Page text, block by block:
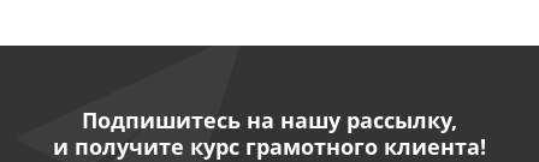
Подпишитесь на нашу рассылку,
и получите курс грамотного клиента!